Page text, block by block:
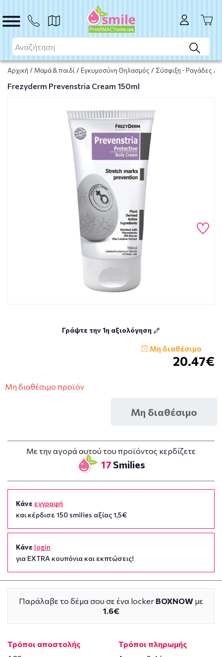
Αρχική / Μαμά & παιδί /Εγκυμοσύνη Θηλασμός / Σύσφιξη - Ραγάδες /
Μη διαθέσιμο προϊόν
Μη διαθέσιμο
Frezyderm Prevenstria Cream 150ml
Γράψτε την 1η αξιολόγηση
Μη διαθέσιμο
20.47€
Μη διαθέσιμο προϊόν
Μη διαθέσιμο
Με την αγορά αυτού του προϊόντος κερδίζετε
17 Smilies
Κάνε εγγραφή
και κέρδισε 150 smilies αξίας 1,5€
Κάνε login
για EXTRA κουπόνια και εκπτώσεις!
Παράλαβε το δέμα σου σε ένα locker BOXNOW με
1.6€
Τρόποι αποστολής Τρόποι πληρωμής